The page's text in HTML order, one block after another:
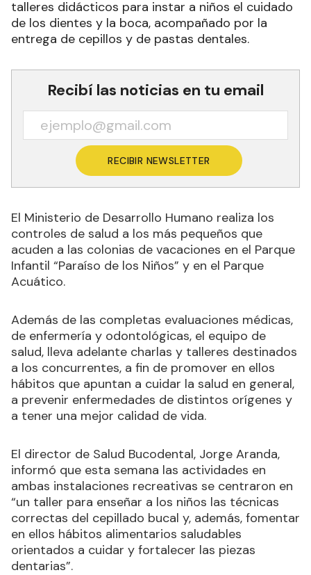
talleres didácticos para instar a niños el cuidado
de los dientes y la boca, acompañado por la
entrega de cepillos y de pastas dentales.
Recibí las noticias en tu email
RECIBIR NEWSLETTER
El Ministerio de Desarrollo Humano realiza los
controles de salud a los más pequeños que
acuden a las colonias de vacaciones en el Parque
Infantil “Paraíso de los Niños” y en el Parque
Acuático.
Además de las completas evaluaciones médicas,
de enfermería y odontológicas, el equipo de
salud, lleva adelante charlas y talleres destinados
a los concurrentes, a fin de promover en ellos
hábitos que apuntan a cuidar la salud en general,
a prevenir enfermedades de distintos orígenes y
a tener una mejor calidad de vida.
El director de Salud Bucodental, Jorge Aranda,
informó que esta semana las actividades en
ambas instalaciones recreativas se centraron en
“un taller para enseñar a los niños las técnicas
correctas del cepillado bucal y, además, fomentar
en ellos hábitos alimentarios saludables
orientados a cuidar y fortalecer las piezas
dentarias”.